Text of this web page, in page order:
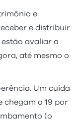
e
e distribuir
avaliar a
até mesmo o
Um cuida
chegam a 19 por
(o